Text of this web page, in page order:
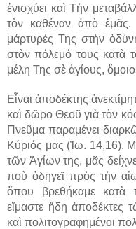
ἐνισχύει καὶ Τὴν
τὸν καθέναν ἀπὸ
μάρτυρές Της στὴν
στὸν πόλεμό τους κατὰ
μέλη Της σὲ ἁγίους,
Εἶναι ἀποδέκτης
καὶ δῶρο Θεοῦ γιὰ τὸν
Πνεῦμα παραμένει
Κύριός μας (Ἰω. 14,16).
τῶν Ἁγίων της, μᾶς
ποὺ ὁδηγεῖ πρὸς τὴν
ὅπου βρεθήκαμε κατὰ
εἴμαστε ἤδη ἀποδέκτες
καὶ πολιτογραφημένοι